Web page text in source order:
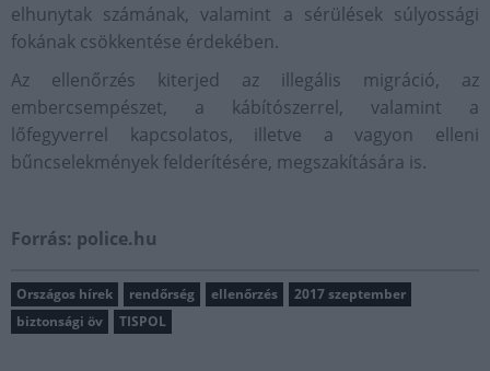
elhunytak számának, valamint a sérülések súlyossági
fokának csökkentése érdekében.
Az ellenőrzés kiterjed az illegális migráció, az
embercsempészet, a kábítószerrel, valamint a
lőfegyverrel kapcsolatos, illetve a vagyon elleni
bűncselekmények felderítésére, megszakítására is.
Forrás: police.hu
Országos hírek rendőrség ellenőrzés
2017 szeptember
biztonsági öv
TISPOL